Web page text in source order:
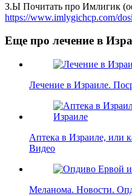
З.Ы Почитать про Имлигик
https://www.imlygichcp.com/
Еще про лечение в
Лечение в Израиле.
Аптека в Израиле, или
Видео
Меланома. Новости.